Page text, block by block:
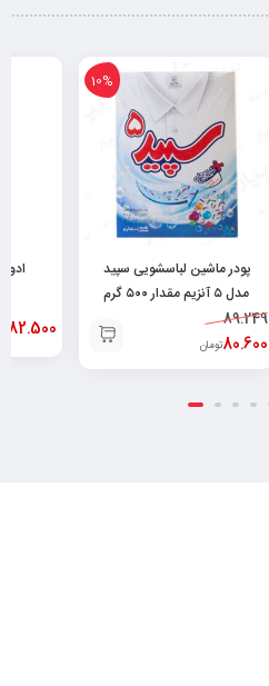
10%
پودر ماشین لباسشویی سپید
مدل ۵ آنزیم مقدار ۵۰۰ گرم
۶۲۶۱۱۰۱۲۲۱۳۱۰ 89.249
80.600تومان
82.500